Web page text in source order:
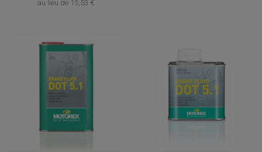
au lieu de 15,53 €